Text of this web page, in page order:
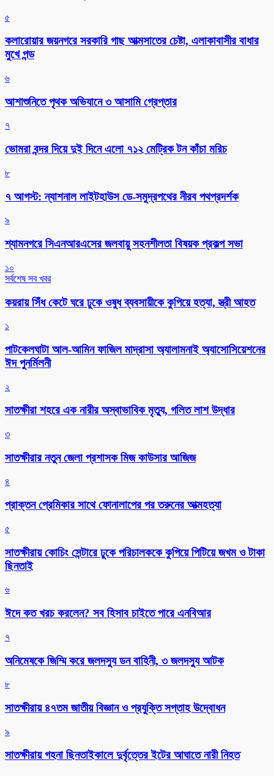
৫
কলারোয়ার জয়নগরে সরকারি গাছ আত্মসাতের চেষ্টা, এলাকাবাসীর বাধার
মুখে পন্ড
৬
আশাশুনিতে পৃথক অভিযানে ৩ আসামি গ্রেপ্তার
৭
ভোমরা বন্দর দিয়ে দুই দিনে এলো ৭১২ মেট্রিক টন কাঁচা মরিচ
৮
৭ আগস্ট: ন্যাশনাল লাইটহাউস ডে-সমুদ্রপথের নীরব পথপ্রদর্শক
৯
শ্যামনগরে সিএনআরএসের জলবায়ু সহনশীলতা বিষয়ক প্রকল্প সভা
১০
সর্বশেষ সব খবর
কয়রায় সিঁধ কেটে ঘরে ঢুকে ওষুধ ব্যবসায়ীকে কুপিয়ে হত্যা, স্ত্রী আহত
১
পাটকেলঘাটা আল-আমিন ফাজিল মাদ্রাসা অ্যালামনাই অ্যাসোসিয়েশনের
ঈদ পুনর্মিলনী
২
সাতক্ষীরা শহরে এক নারীর অস্বাভাবিক মৃত্যু, গলিত লাশ উদ্ধার
৩
সাতক্ষীরার নতুন জেলা প্রশাসক মিজ কাউসার আজিজ
৪
প্রাক্তন প্রেমিকার সাথে ফোনালাপের পর তরুনের আত্মহত্যা
৫
সাতক্ষীরায় কোচিং সেন্টারে ঢুকে পরিচালককে কুপিয়ে পিটিয়ে জখম ও টাকা
ছিনতাই
৬
ঈদে কত খরচ করলেন? সব হিসাব চাইতে পারে এনবিআর
৭
অনিমেষকে জিম্মি করে জলদস্যু ডন বাহিনী, ৩ জলদস্যু আটক
৮
সাতক্ষীরায় ৪৭তম জাতীয় বিজ্ঞান ও প্রযুক্তি সপ্তাহ উদ্বোধন
৯
সাতক্ষীরায় গহনা ছিনতাইকালে দুর্বৃত্তের ইটের আঘাতে নারী নিহত